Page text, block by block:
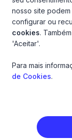
Política de
Pessoais
Política de Cookies
Condições Gerais
de Seguros, S.A.,
nosso site
configurar ou
cookies.
'Aceitar'.
Para mais
de Cookies.